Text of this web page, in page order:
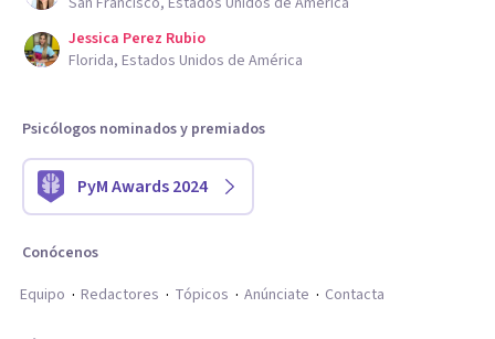
Jessica Perez Rubio
Florida, Estados Unidos de América
Psicólogos nominados y premiados
PyM Awards 2024
Conócenos
Equipo
Redactores Tópicos Anúnciate Contacta